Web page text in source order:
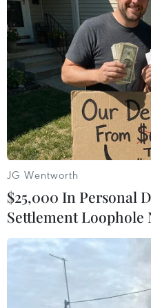
Kinh tế Nhật Bản
nhờ chính sách kinh
21/10/2014 03:54
Thống đốc Ngân hàng
Haruhiko Kuroda, cho
phục nhẹ nhờ chính sách
phát huy hiệu quả.
JG Wentworth
$25,000 In Personal
Settlement Loophole